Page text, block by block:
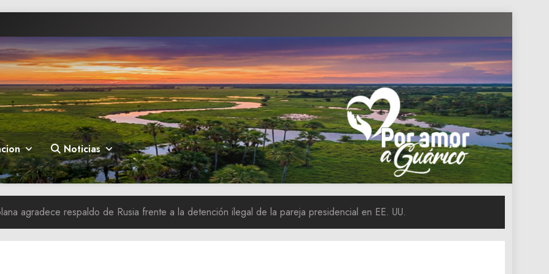
Noticias
agradece respaldo de Rusia frente a la detención ilegal de la pareja presidencial en EE. UU.